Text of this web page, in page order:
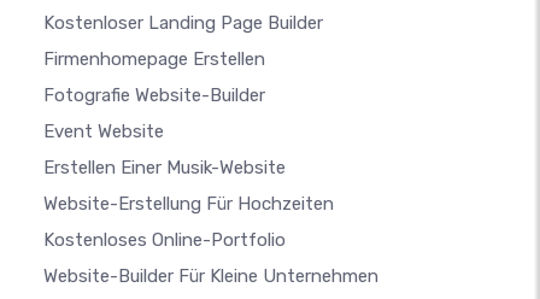
Kostenloser Landing Page Builder
Firmenhomepage Erstellen
Fotografie Website-Builder
Event Website
Erstellen Einer Musik-Website
Website-Erstellung Für Hochzeiten
Kostenloses Online-Portfolio
Website-Builder Für Kleine Unternehmen